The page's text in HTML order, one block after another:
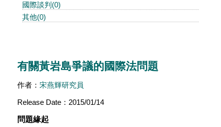
國際談判(0)
其他(0)
有關黃岩島爭議的國際法問題
作者： 宋燕輝研究員
Release Date：2015/01/14
問題緣起